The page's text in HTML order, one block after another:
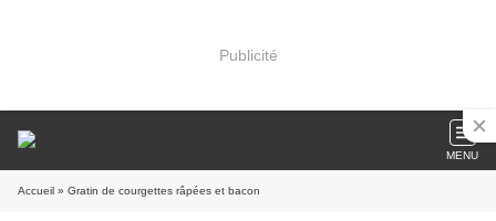
Publicité
MENU
Accueil » Gratin de courgettes râpées et bacon